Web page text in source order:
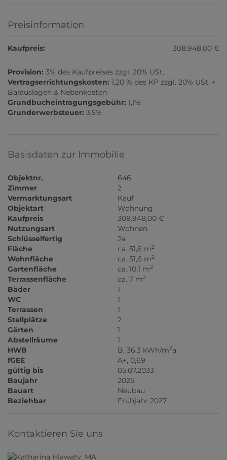
Preisinformation
Kaufpreis: 308.948,00 €
Provision: 3% des Kaufpreises zzgl. 20% USt.
Vertragserrichtungskosten: 1,20 % des KP zzgl. 20% USt. +
Barauslagen & Nebenkosten
Grundbucheintragungsgebühr: 1,1%
Grunderwerbsteuer: 3,5%
Basisdaten zur Immobilie
Objektnr.
646
Zimmer
2
Vermarktungsart
Kauf
Objektart
Wohnung
Kaufpreis
308.948,00 €
Nutzungsart
Wohnen
Schlüsselfertig
Ja
Fläche
ca. 51,6 m2
Wohnfläche ca. 51,6 m2
Gartenfläche ca. 10,1 m2
Terrassenfläche ca. 7 m2
Bäder
1
WC
1
Terrassen
1
Stellplätze
2
Gärten
1
Abstellräume
1
HWB
B, 36.3 kWh/m2a
fGEE
A+, 0,69
gültig bis
05.07.2033
Baujahr
2025
Bauart
Neubau
Beziehbar
Frühjahr 2027
Kontaktieren Sie uns